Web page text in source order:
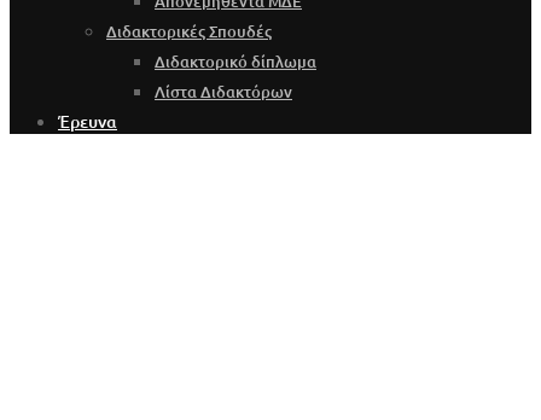
Διδακτορικές Σπουδές
Διδακτορικό δίπλωμα
Λίστα Διδακτόρων
Έρευνα